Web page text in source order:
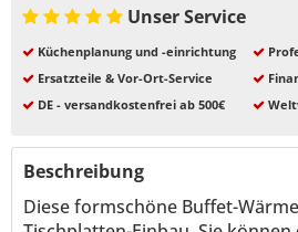
Unser Service
Küchenplanung und -einrichtung
Ersatzteile & Vor-Ort-Service
DE - versandkostenfrei ab 500€
Beschreibung
Diese formschöne Buffet-